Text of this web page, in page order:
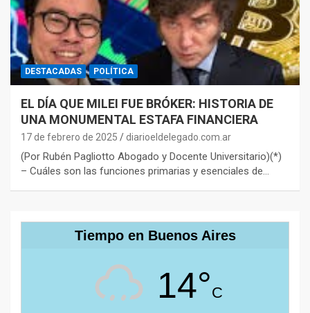
DESTACADAS POLÍTICA
EL DÍA QUE MILEI FUE BRÓKER: HISTORIA DE
UNA MONUMENTAL ESTAFA FINANCIERA
17 de febrero de 2025 diarioeldelegado.com.ar
(Por Rubén Pagliotto Abogado y Docente Universitario)(*)
– Cuáles son las funciones primarias y esenciales de…
Tiempo en Buenos Aires
14°C